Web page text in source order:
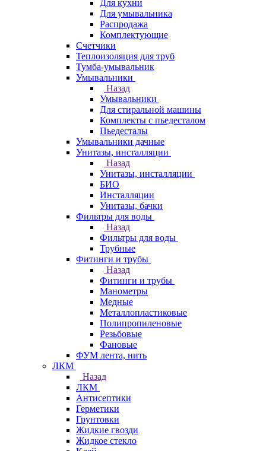
Для кухни
Для умывальника
Распродажа
Комплектующие
Счетчики
Теплоизоляция для труб
Тумба-умывальник
Умывальники
Назад
Умывальники
Для стиральной машины
Комплекты с пьедесталом
Пьедесталы
Умывальники дачные
Унитазы, инсталляции
Назад
Унитазы, инсталляции
БИО
Инсталляции
Унитазы, бачки
Фильтры для воды
Назад
Фильтры для воды
Трубные
Фитинги и трубы
Назад
Фитинги и трубы
Манометры
Медные
Металлопластиковые
Полипропиленовые
Резьбовые
Фановые
ФУМ лента, нить
ЛКМ
Назад
ЛКМ
Антисептики
Герметики
Грунтовки
Жидкие гвозди
Жидкое стекло